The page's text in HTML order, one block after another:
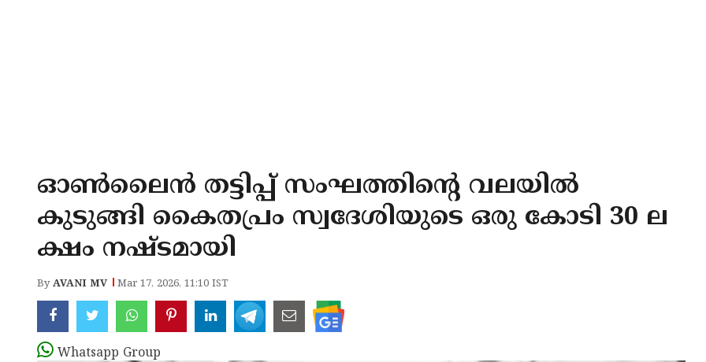
ഓണ്‍ലൈന്‍ തട്ടിപ്പ് സംഘത്തിൻ്റെ വലയില്‍
കുടുങ്ങി കൈതപ്രം സ്വദേശിയുടെ ഒരു കോടി 30 ല
ക്ഷം നഷ്ടമായി
ByAVANI MV Mar 17, 2026, 11:10 IST
Whatsapp Group